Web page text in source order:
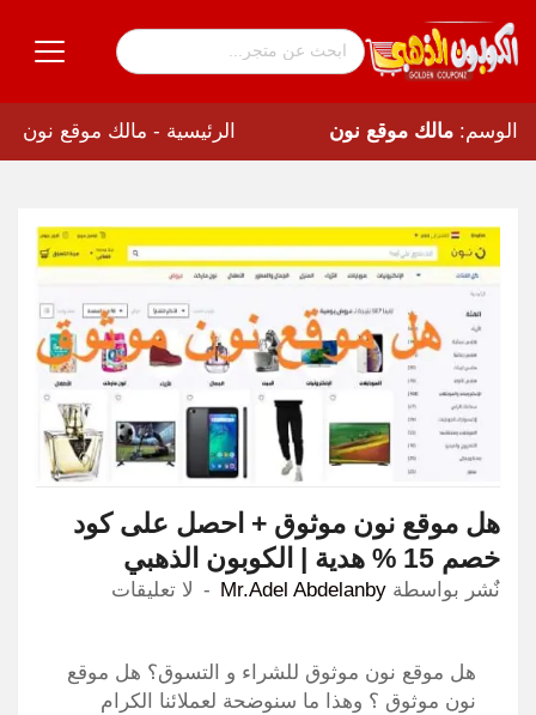
الوسم: مالك موقع نون الرئيسية - مالك موقع نون
هل موقع نون موثوق + احصل على كود
خصم 15 % هدية | الكوبون الذهبي
نٌشر بواسطة Mr.Adel Abdelanby لا تعليقات
هل موقع نون موثوق للشراء و التسوق؟ هل موقع
نون موثوق ؟ وهذا ما سنوضحة لعملائنا الكرام